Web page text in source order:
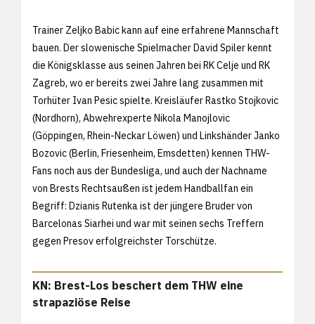
Trainer Zeljko Babic kann auf eine erfahrene Mannschaft
bauen. Der slowenische Spielmacher David Spiler kennt
die Königsklasse aus seinen Jahren bei RK Celje und RK
Zagreb, wo er bereits zwei Jahre lang zusammen mit
Torhüter Ivan Pesic spielte. Kreisläufer Rastko Stojkovic
(Nordhorn), Abwehrexperte Nikola Manojlovic
(Göppingen, Rhein-Neckar Löwen) und Linkshänder Janko
Bozovic (Berlin, Friesenheim, Emsdetten) kennen THW-
Fans noch aus der Bundesliga, und auch der Nachname
von Brests Rechtsaußen ist jedem Handballfan ein
Begriff: Dzianis Rutenka ist der jüngere Bruder von
Barcelonas Siarhei und war mit seinen sechs Treffern
gegen Presov erfolgreichster Torschütze.
KN: Brest-Los beschert dem THW eine
strapaziöse Reise